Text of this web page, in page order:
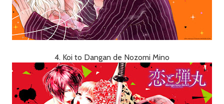
4. Koi to Dangan de Nozomi Mino